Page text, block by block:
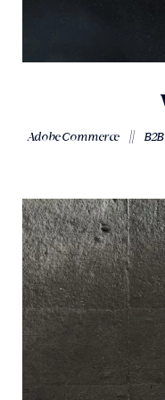
Adobe Commerce || B2B